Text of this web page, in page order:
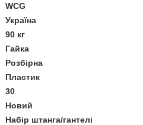
WCG
Україна
90 кг
Гайка
Розбірна
Пластик
30
Новий
Набір штанга/гантелі